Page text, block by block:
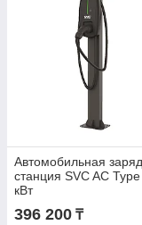
Автомобильная
станция SVC AC
кВт
396 200 ₸